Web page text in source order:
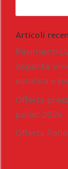
Articoli
Pavimenti
Aspecta:
estetica e
Offerta
pellet 2024
Offerta